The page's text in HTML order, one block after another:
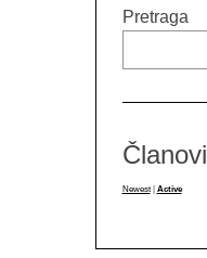
Pretraga
Članovi
Newest | Active